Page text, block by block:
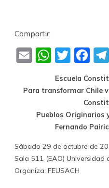
Compartir:
Email
Escuela
Para transformar Chile
Pueblos Originarios
Fernando
Sábado 29 de octubre de
Sala 511 (EAO) Universidad
Organiza: FEUSACH